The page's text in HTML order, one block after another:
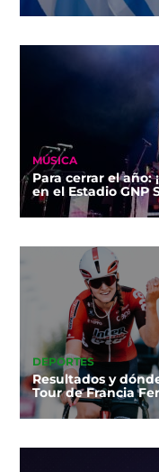
MÚSICA
Para cerrar el año:
en el Estadio GNP
DEPORTES
Resultados y
Tour de Francia